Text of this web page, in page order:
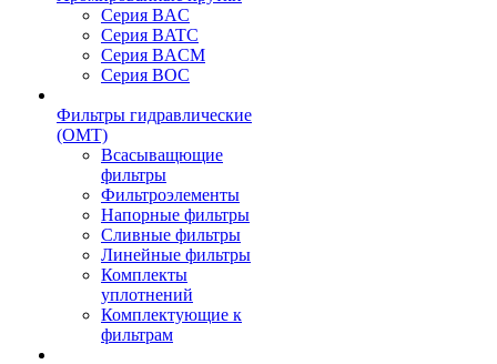
Серия BAC
Серия BATC
Серия BACM
Серия BOC
Фильтры гидравлические
(OMT)
Всасыващющие
фильтры
Фильтроэлементы
Напорные фильтры
Сливные фильтры
Линейные фильтры
Комплекты
уплотнений
Комплектующие к
фильтрам